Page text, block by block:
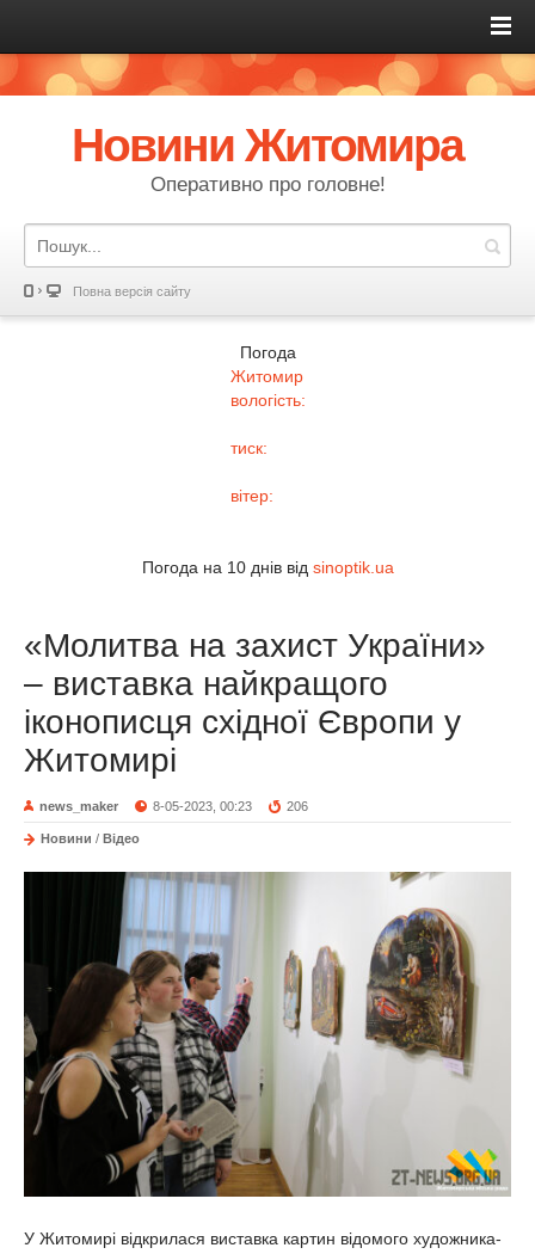
Новини Житомира
Оперативно про головне!
Повна версія сайту
Погода
Житомир
вологість:
тиск:
вітер:
Погода на 10 днів від sinoptik.ua
«Молитва на захист України»
– виставка найкращого
іконописця східної Європи у
Житомирі
news_maker 8-05-2023, 00:23 206
Новини / Відео
У Житомирі відкрилася виставка картин відомого художника-